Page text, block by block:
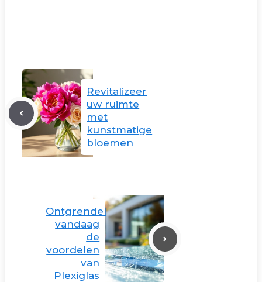
Revitalizeer
uw ruimte
met
kunstmatige
bloemen
Ontgrendel
vandaag
de
voordelen
van
Plexiglas